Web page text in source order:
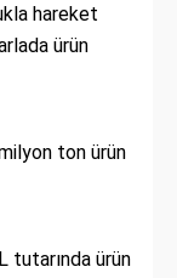
hareket
ürün
ton ürün
tutarında ürün